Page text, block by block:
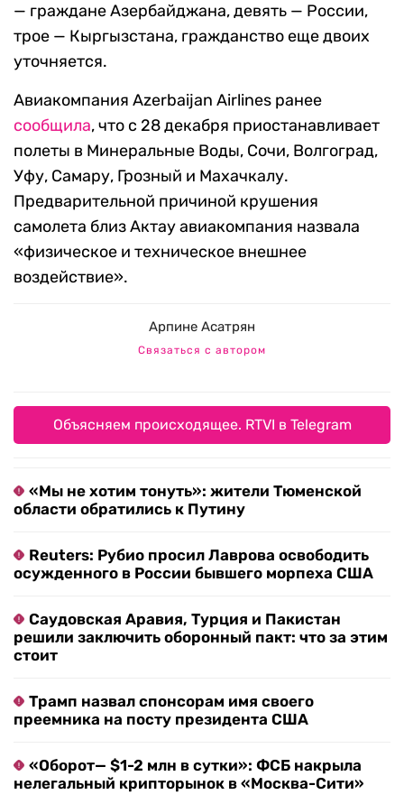
— граждане Азербайджана, девять — России,
трое — Кыргызстана, гражданство еще двоих
уточняется.
Авиакомпания Azerbaijan Airlines ранее
сообщила, что с 28 декабря приостанавливает
полеты в Минеральные Воды, Сочи, Волгоград,
Уфу, Самару, Грозный и Махачкалу.
Предварительной причиной крушения
самолета близ Актау авиакомпания назвала
«физическое и техническое внешнее
воздействие».
Арпине Асатрян
Связаться с автором
Объясняем происходящее. RTVI в Telegram
«Мы не хотим тонуть»: жители Тюменской
области обратились к Путину
Reuters: Рубио просил Лаврова освободить
осужденного в России бывшего морпеха США
Саудовская Аравия, Турция и Пакистан
решили заключить оборонный пакт: что за этим
стоит
Трамп назвал спонсорам имя своего
преемника на посту президента США
«Оборот— $1-2 млн в сутки»: ФСБ накрыла
нелегальный крипторынок в «Москва-Сити»